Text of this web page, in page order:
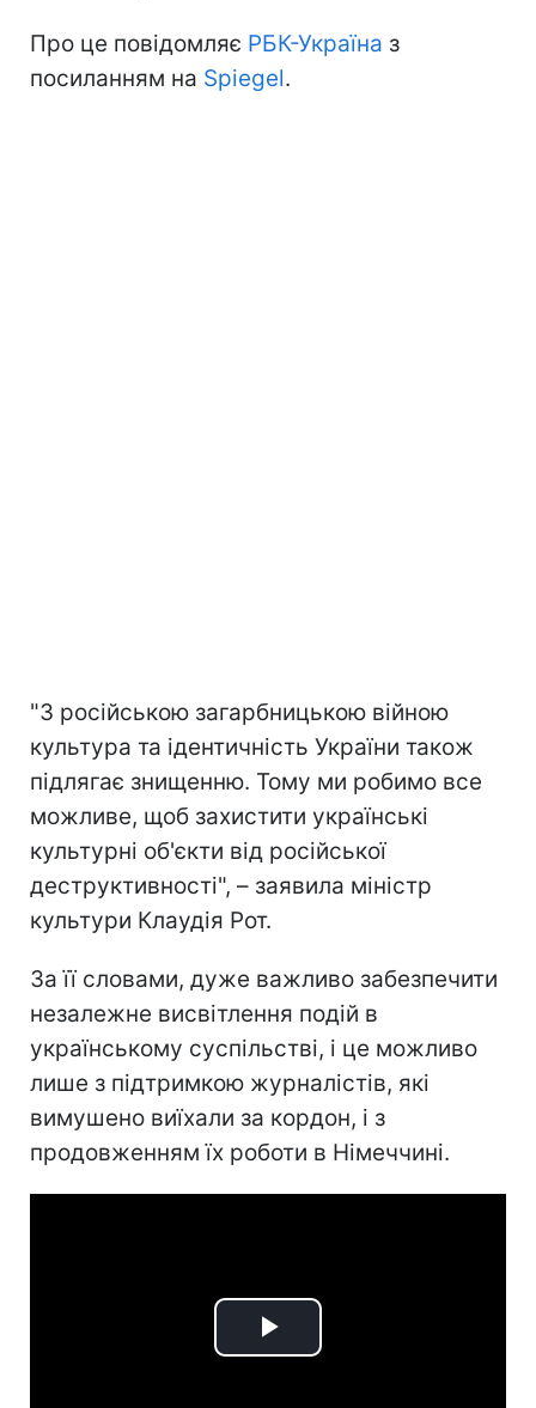
Про це повідомляє РБК-Україна з
посиланням на Spiegel.
"З російською загарбницькою війною
культура та ідентичність України також
підлягає знищенню. Тому ми робимо все
можливе, щоб захистити українські
культурні об'єкти від російської
деструктивності", – заявила міністр
культури Клаудія Рот.
За її словами, дуже важливо забезпечити
незалежне висвітлення подій в
українському суспільстві, і це можливо
лише з підтримкою журналістів, які
вимушено виїхали за кордон, і з
продовженням їх роботи в Німеччині.
Play